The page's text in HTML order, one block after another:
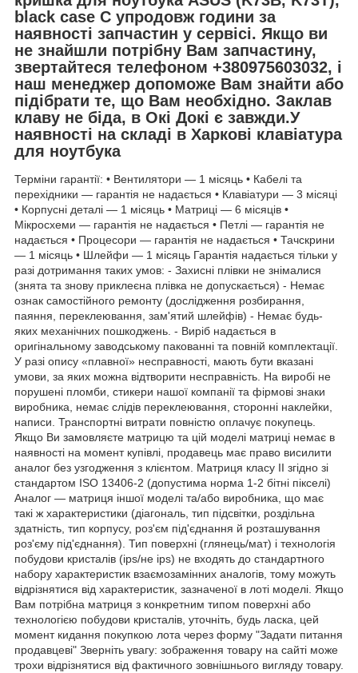
black case C упродовж години за
наявності запчастин у сервісі. Якщо ви
не знайшли потрібну Вам запчастину,
звертайтеся телефоном +380975603032, і
наш менеджер допоможе Вам знайти або
підібрати те, що Вам необхідно. Заклав
клаву не біда, в Окі Докі є завжди.У
наявності на складі в Харкові клавіатура
для ноутбука
Терміни гарантії: • Вентилятори — 1 місяць • Кабелі та
перехідники — гарантія не надається • Клавіатури — 3 місяці
• Корпусні деталі — 1 місяць • Матриці — 6 місяців •
Мікросхеми — гарантія не надається • Петлі — гарантія не
надається • Процесори — гарантія не надається • Тачскрини
— 1 місяць • Шлейфи — 1 місяць Гарантія надається тільки у
разі дотримання таких умов: - Захисні плівки не знімалися
(знята та знову приклеєна плівка не допускається) - Немає
ознак самостійного ремонту (дослідження розбирання,
паяння, переклеювання, зам'ятий шлейфів) - Немає будь-
яких механічних пошкоджень. - Виріб надається в
оригінальному заводському пакованні та повній комплектації.
У разі опису «плавної» несправності, мають бути вказані
умови, за яких можна відтворити несправність. На виробі не
порушені пломби, стикери нашої компанії та фірмові знаки
виробника, немає слідів переклеювання, сторонні наклейки,
написи. Транспортні витрати повністю оплачує покупець.
Якщо Ви замовляєте матрицю та цій моделі матриці немає в
наявності на момент купівлі, продавець має право висилити
аналог без узгодження з клієнтом. Матриця класу II згідно зі
стандартом ISO 13406-2 (допустима норма 1-2 бітні пікселі)
Аналог — матриця іншої моделі та/або виробника, що має
такі ж характеристики (діагональ, тип підсвітки, роздільна
здатність, тип корпусу, роз'єм під'єднання й розташування
роз'єму під'єднання). Тип поверхні (глянець/мат) і технологія
побудови кристалів (ips/не ips) не входять до стандартного
набору характеристик взаємозамінних аналогів, тому можуть
відрізнятися від характеристик, зазначеної в лоті моделі. Якщо
Вам потрібна матриця з конкретним типом поверхні або
технологією побудови кристалів, уточніть, будь ласка, цей
момент кидання покупкою лота через форму "Задати питання
продавцеві" Зверніть увагу: зображення товару на сайті може
трохи відрізнятися від фактичного зовнішнього вигляду товару.